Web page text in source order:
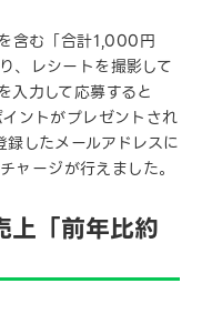
含む「合計1,000円
、レシートを撮影して
入力して応募すると
ントがプレゼントされ
したメールアドレスに
ージが行えました。
上「前年比約